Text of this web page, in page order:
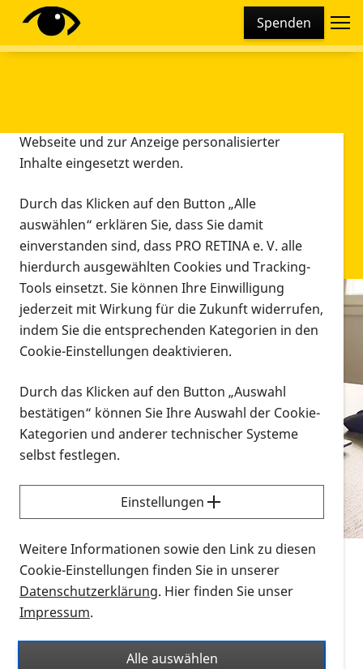
Spenden
Infomaterial
Infomaterial
Vorlesen
Alle Infomaterialien in verschiedenen
Formaten an einem Ort
Sie möchten wissen, wie Sie nach Infonmaterial
suchen und dieses bestellen bzw. herunterladen
können? Schauen Sie sich dieErklärvideos zum
Thema Infomaterial auf der PRO RETINA-Website
für blinde und sehbehinderte Menschen an.
Auf dieser Seite finden Sie sämtliches Infomaterial
Ort. Nutzen Sie den Formatfilter, um ausschließlich
Diese Webseite setzt verschiedene Cookies und
Tracking-Tools ein. Dies beinhaltet Cookies und
Webseite und zur Anzeige personalisierter
Inhalte eingesetzt werden.
Durch das Klicken auf den Button „Alle
auswählen“ erklären Sie, dass Sie damit
einverstanden sind, dass PRO RETINA e. V. alle
hierdurch ausgewählten Cookies und Tracking-
Tools einsetzt. Sie können Ihre Einwilligung
jederzeit mit Wirkung für die Zukunft widerrufen,
indem Sie die entsprechenden Kategorien in den
Cookie-Einstellungen deaktivieren.
Durch das Klicken auf den Button „Auswahl
bestätigen“ können Sie Ihre Auswahl der Cookie-
Kategorien und anderer technischer Systeme
selbst festlegen.
Einstellungen
Weitere Informationen sowie den Link zu diesen
Cookie-Einstellungen finden Sie in unserer
Datenschutzerklärung. Hier finden Sie unser
Impressum.
Alle auswählen